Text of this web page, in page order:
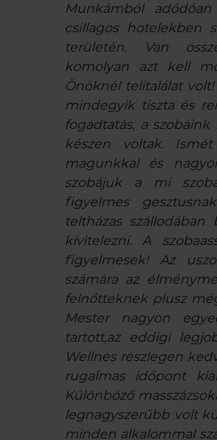
Munkámból
csillagos hotelekben
területén. Van
komolyan azt kell
Önöknél telitalálat
mindegyik tiszta és
fogadtatás, a
készen voltak.
magunkkal és
szobájuk a mi
figyelmes
teltházas
kivitelezni. A
figyelmesek! Az
számára az
felnőtteknek plusz
Mester nagyon
tartott,az eddigi
Wellnes részlegen
rugalmas időpont
Különböző
legnagyszerűbb volt
minden alkalommal